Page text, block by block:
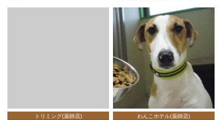
トリミング(薬師店) わんこホテル(薬師店)